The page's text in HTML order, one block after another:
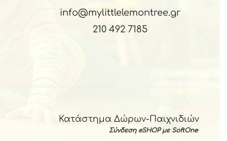
info@mylittlelemontree.gr
210 492 7185
Κατάστημα Δώρων-Παιχνιδιών
Σύνδεση eSHOP με SoftOne